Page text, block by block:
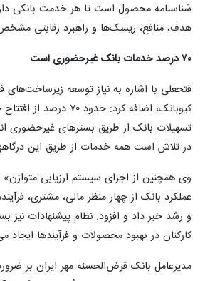
شناسنامه محصول است تا هر خدمت بانکی
هدف، منافع، ریسک‌ها و راهبرد رقابتی
۷۰ درصد خدمات بانک غیرحضوری است
فتحعلی با اشاره به نیاز توسعه زیرساخت‌های
کیوبانک، اضافه کرد: حدود
تسهیلات بانک از طریق بسترهای غیرحضوری
در تلاش است همه خدمات از طریق این درگاه‎ها قابل دریافت باشد.
عملکرد بانک از چهار منظر مالی، مشتری،
و رشد خبر داد و افزود: نظام پیشنهادات نیز
کارکنان در بهبود محصولات و فرآیندها ایجاد
مدیرعامل بانک قرض‌الحسنه مهر ایران بر